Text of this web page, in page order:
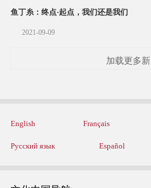
鱼丁糸：终点·起点，我们还是我们
2021-09-09
加载更多
English Français
Русский язык Español